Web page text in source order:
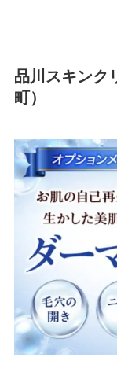
品川スキンク
町）